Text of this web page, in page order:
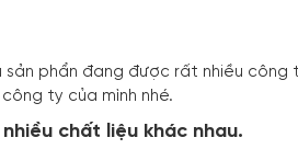
sản phẩn đang được rất nhiều
ty của mình nhé.
chất liệu khác nhau.